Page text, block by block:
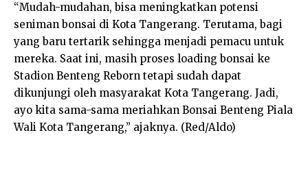
“Mudah-mudahan, bisa meningkatkan potensi
seniman bonsai di Kota Tangerang. Terutama, bagi
yang baru tertarik sehingga menjadi pemacu untuk
mereka. Saat ini, masih proses loading bonsai ke
Stadion Benteng Reborn tetapi sudah dapat
dikunjungi oleh masyarakat Kota Tangerang. Jadi,
ayo kita sama-sama meriahkan Bonsai Benteng Piala
Wali Kota Tangerang,” ajaknya. (Red/Aldo)